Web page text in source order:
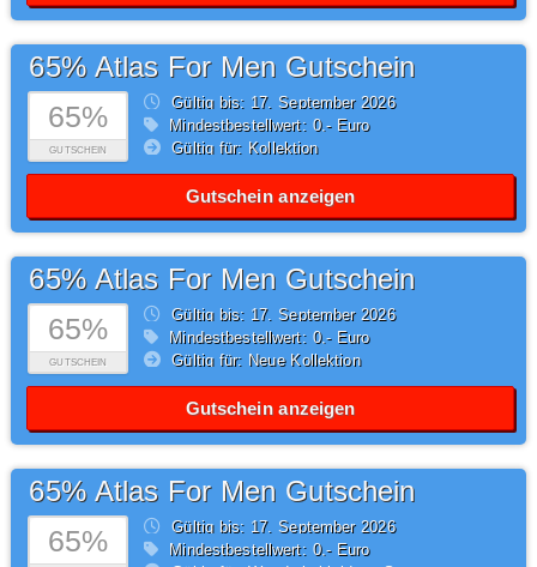
65%
GUTSCHEIN
65% Atlas For Men Gutschein
Gültig bis: 17.September2026
Mindestbestellwert: 0,- Euro
Gültig für: Kollektion
Gutschein anzeigen
65%
GUTSCHEIN
65% Atlas For Men Gutschein
Gültig bis: 17.September2026
Mindestbestellwert: 0,- Euro
Gültig für: Neue Kollektion
Gutschein anzeigen
65%
65% Atlas For Men Gutschein
Gültig bis: 17.September2026
Mindestbestellwert: 0,- Euro